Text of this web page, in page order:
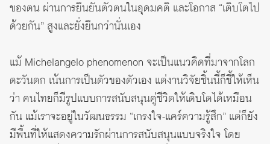
ของตน ผ่านการยืนยันตัวตนในอุดมคติ และโอกาส “เติบโตไป
ด้วยกัน” สูงและยั่งยืนกว่านั่นเอง
แม้ Michelangelo phenomenon จะเป็นแนวคิดที่มาจากโลก
ตะวันตก เน้นการเป็นตัวของตัวเอง แต่งานวิจัยชิ้นนี้ก็ชี้ให้เห็น
ว่า คนไทยก็มีรูปแบบการสนับสนุนคู่ชีวิตให้เติบโตได้เหมือน
กัน แม้เราจะอยู่ในวัฒนธรรม “เกรงใจ-แคร์ความรู้สึก” แต่ก็ยัง
มีพื้นที่ให้แสดงความรักผ่านการสนับสนุนแบบจริงใจ โดย